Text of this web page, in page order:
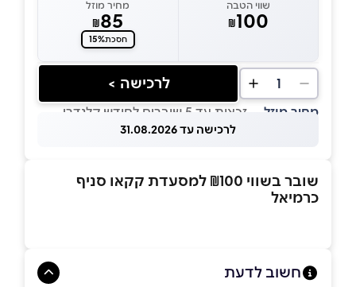
שווי הטבה
₪100
מחיר מוזל
₪85
חסכת15%
1 לרכישה >
מחיר מוזל — זכאות עד 5 שוברים לחודש קלנדרי
לרכישה עד 31.08.2026
שובר בשווי ₪100 למסעדת קקאו סניף
כרמיאל
חשוב לדעת